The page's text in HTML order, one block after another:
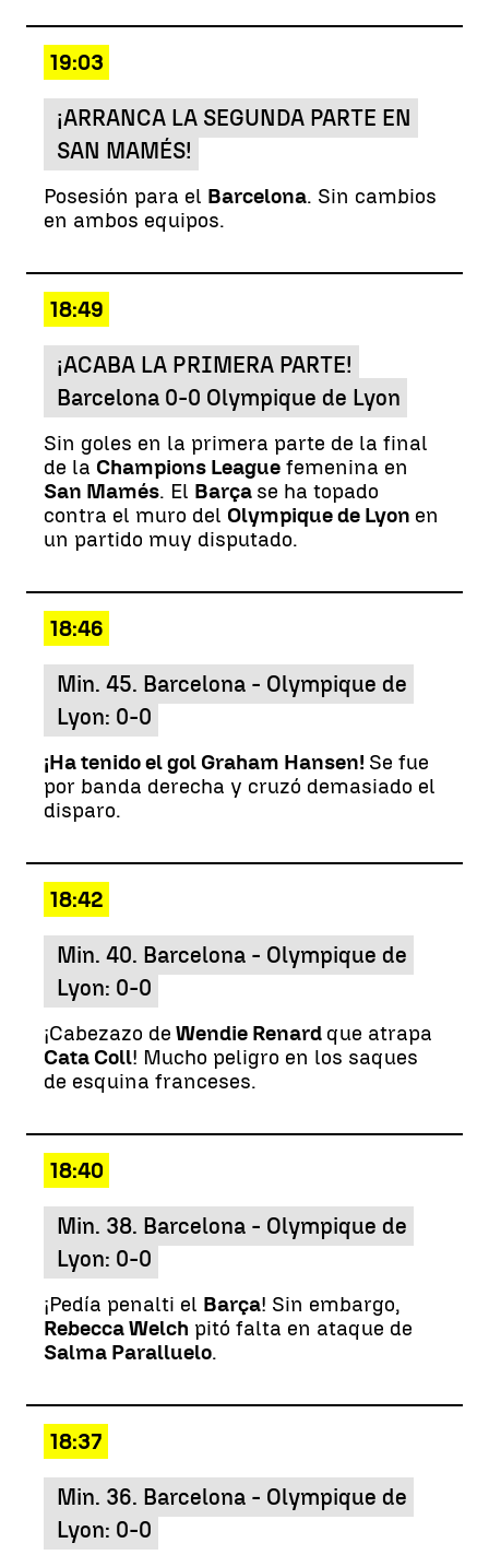
19:03
¡ARRANCA LA SEGUNDA PARTE EN
SAN MAMÉS!
Posesión para el Barcelona. Sin cambios
en ambos equipos.
18:49
¡ACABA LA PRIMERA PARTE!
Barcelona 0-0 Olympique de Lyon
Sin goles en la primera parte de la final
de la Champions League femenina en
San Mamés. El Barça se ha topado
contra el muro del Olympique de Lyon en
un partido muy disputado.
18:46
Min. 45. Barcelona - Olympique de
Lyon: 0-0
¡Ha tenido el gol Graham Hansen! Se fue
por banda derecha y cruzó demasiado el
disparo.
18:42
Min. 40. Barcelona - Olympique de
Lyon: 0-0
¡Cabezazo de Wendie Renard que atrapa
Cata Coll! Mucho peligro en los saques
de esquina franceses.
18:40
Min. 38. Barcelona - Olympique de
Lyon: 0-0
¡Pedía penalti el Barça! Sin embargo,
Rebecca Welch pitó falta en ataque de
Salma Paralluelo.
18:37
Min. 36. Barcelona - Olympique de
Lyon: 0-0